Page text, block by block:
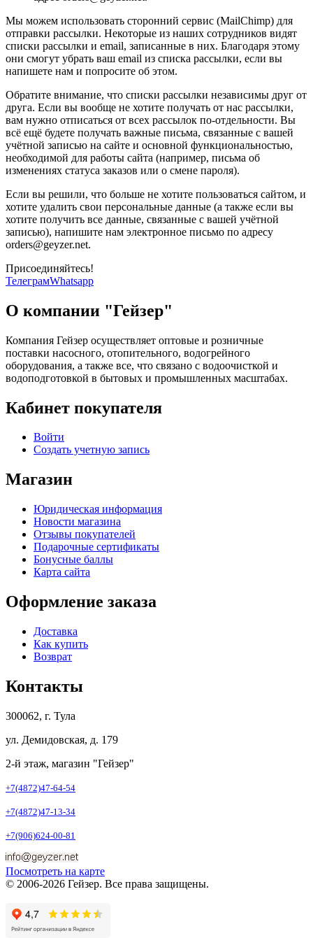
Мы можем использовать сторонний сервис (MailChimp) для
отправки рассылки. Некоторые из наших сотрудников видят
списки рассылки и email, записанные в них. Благодаря этому
они смогут убрать ваш email из списка рассылки, если вы
напишете нам и попросите об этом.
Обратите внимание, что списки рассылки независимы друг от
друга. Если вы вообще не хотите получать от нас рассылки,
вам нужно отписаться от всех рассылок по-отдельности. Вы
всё ещё будете получать важные письма, связанные с вашей
учётной записью на сайте и основной функциональностью,
необходимой для работы сайта (например, письма об
изменениях статуса заказов или о смене пароля).
Если вы решили, что больше не хотите пользоваться сайтом, и
хотите удалить свои персональные данные (а также если вы
хотите получить все данные, связанные с вашей учётной
записью), напишите нам электронное письмо по адресу
orders@geyzer.net.
Присоединяйтесь!
ТелеграмWhatsapp
О компании "Гейзер"
Компания Гейзер осуществляет оптовые и розничные
поставки насосного, отопительного, водогрейного
оборудования, а также все, что связано с водоочисткой и
водоподготовкой в бытовых и промышленных масштабах.
Кабинет покупателя
Войти
Создать учетную запись
Магазин
Юридическая информация
Новости магазина
Отзывы покупателей
Подарочные сертификаты
Бонусные баллы
Карта сайта
Оформление заказа
Доставка
Как купить
Возврат
Контакты
300062, г. Тула
ул. Демидовская, д. 179
2-й этаж, магазин "Гейзер"
+7(4872)47-64-54
+7(4872)47-13-34
+7(906)624-00-81
Посмотреть на карте
© 2006-2026 Гейзер. Все права защищены.